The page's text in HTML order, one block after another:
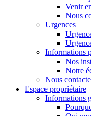
Venir
Nous
Urgences
Informations
Nos
Notre
Nous
Espace propriétaire
Informations